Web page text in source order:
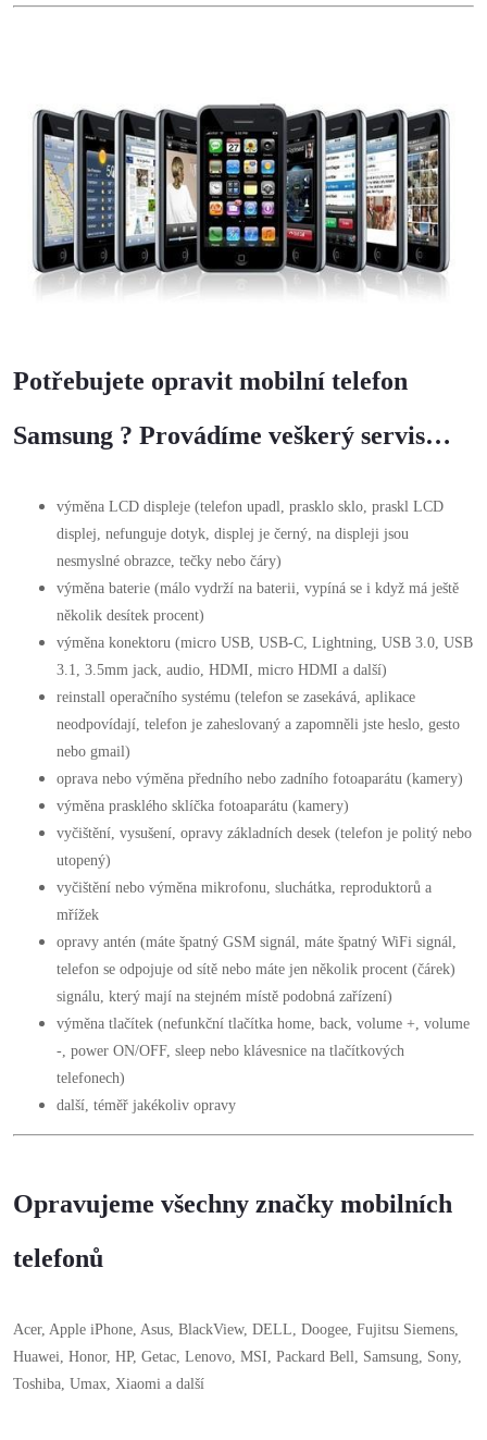
Potřebujete opravit mobilní telefon
Samsung ? Provádíme veškerý servis…
výměna LCD displeje (telefon upadl, prasklo sklo, praskl LCD
displej, nefunguje dotyk, displej je černý, na displeji jsou
nesmyslné obrazce, tečky nebo čáry)
výměna baterie (málo vydrží na baterii, vypíná se i když má ještě
několik desítek procent)
výměna konektoru (micro USB, USB-C, Lightning, USB 3.0, USB
3.1, 3.5mm jack, audio, HDMI, micro HDMI a další)
reinstall operačního systému (telefon se zasekává, aplikace
neodpovídají, telefon je zaheslovaný a zapomněli jste heslo, gesto
nebo gmail)
oprava nebo výměna předního nebo zadního fotoaparátu (kamery)
výměna prasklého sklíčka fotoaparátu (kamery)
vyčištění, vysušení, opravy základních desek (telefon je politý nebo
utopený)
vyčištění nebo výměna mikrofonu, sluchátka, reproduktorů a
mřížek
opravy antén (máte špatný GSM signál, máte špatný WiFi signál,
telefon se odpojuje od sítě nebo máte jen několik procent (čárek)
signálu, který mají na stejném místě podobná zařízení)
výměna tlačítek (nefunkční tlačítka home, back, volume +, volume
-, power ON/OFF, sleep nebo klávesnice na tlačítkových
telefonech)
další, téměř jakékoliv opravy
Opravujeme všechny značky mobilních
telefonů
Acer, Apple iPhone, Asus, BlackView, DELL, Doogee, Fujitsu Siemens,
Huawei, Honor, HP, Getac, Lenovo, MSI, Packard Bell, Samsung, Sony,
Toshiba, Umax, Xiaomi a další